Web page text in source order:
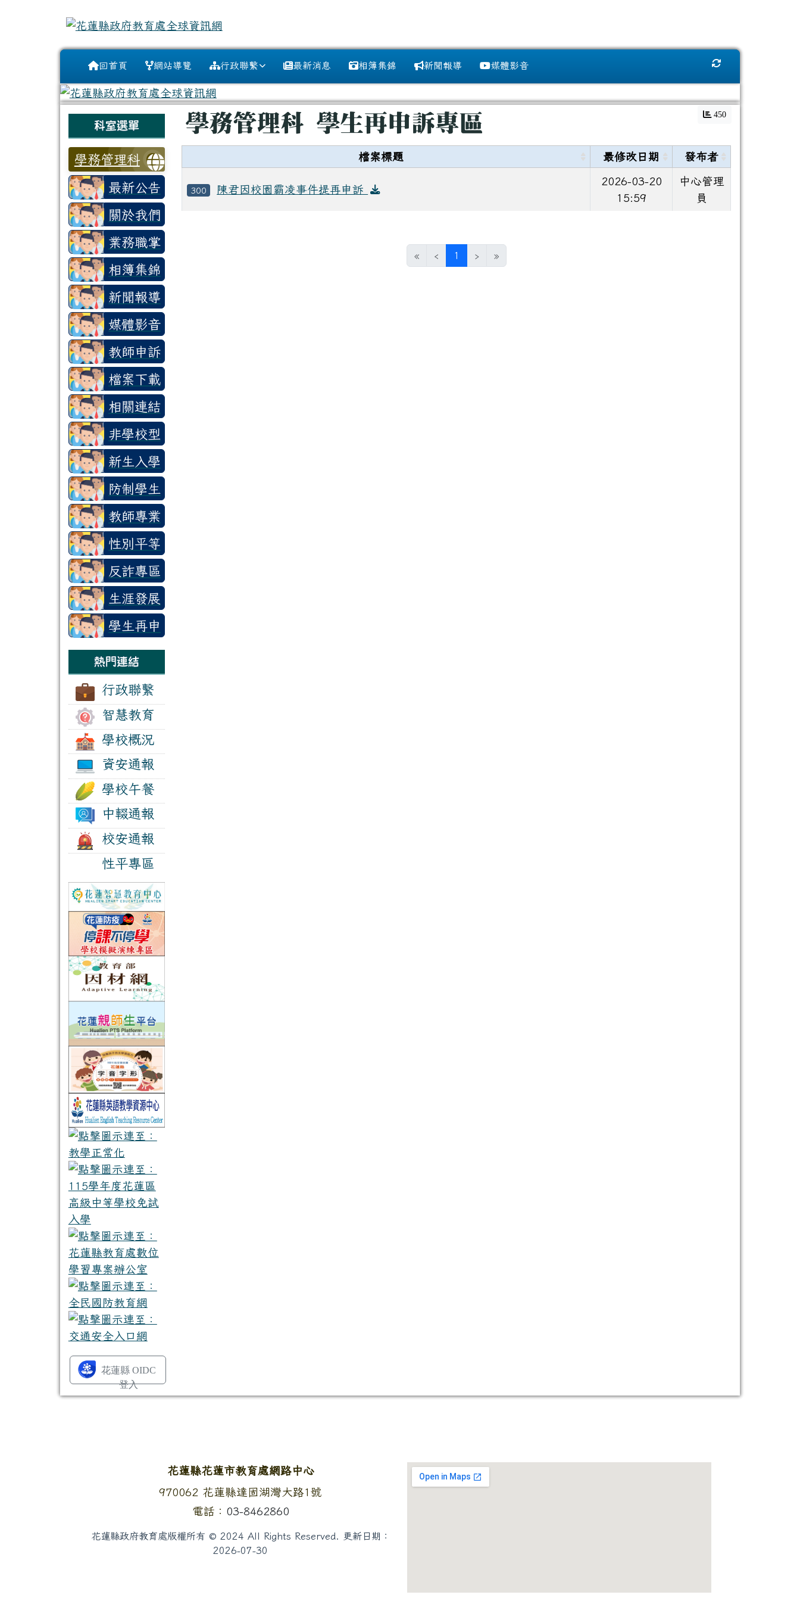
跳至主內容區
花蓮縣政府教育處全球資訊網
回首頁 網站導覽 行政聯繫 最新消息 相簿集錦 新聞報導 媒體影音 重新取得佈景設定
左邊區域內容
科室選單
學務管理科
最新公告
關於我們
業務職掌
相簿集錦
新聞報導
媒體影音
教師申訴
檔案下載
相關連結
非學校型
態資訊網
新生入學
資訊網
防制學生
藥物濫用
教師專業
審查會
性別平等
教育專區
反詐專區
生涯發展
教育及技
學生再申
訴專區
熱門連結
行政聯繫
智慧教育
學校概況
資安通報
學校午餐
中輟通報
校安通報
性平專區
花蓮縣 OIDC
登入
主內容區域
學務管理科 學生再申訴專區 450
檔案標題 最修改日期 發布者
300 陳君因校園霸凌事件提再申訴
2026-03-20
15:59
中心管理
員
« ‹ 1 (目前頁次)
› »
頁尾區域
頁尾區域內容花蓮縣花蓮市教育處網路中心
地址：
970062 花蓮縣達固湖灣大路1號
電話： 03-8462860
花蓮縣政府教育處版權所有 © 2024 All Rights Reserved.
更新日期：
2026-07-30